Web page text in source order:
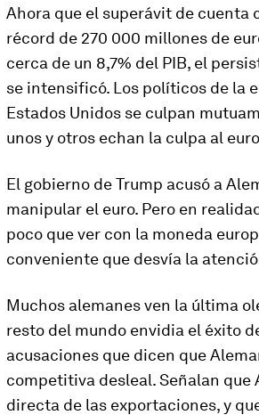
Ahora que el superávit de
récord de 270 000 millones de
cerca de un 8,7% del PIB, el
se intensificó. Los políticos de la
Estados Unidos se culpan
unos y otros echan la culpa al
El gobierno de Trump acusó a
manipular el euro. Pero en
poco que ver con la moneda
conveniente que desvía la
Muchos alemanes ven la última
resto del mundo envidia el éxito
acusaciones que dicen que
competitiva desleal. Señalan que
directa de las exportaciones, y